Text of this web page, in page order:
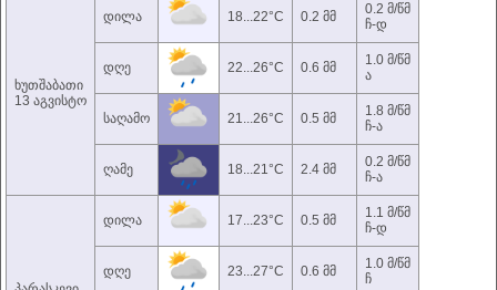
ხუთშაბათი
13 აგვისტო
დილა 18...22°C 0.2 მმ
0.2 მ/წმ
ჩ-დ
დღე 22...26°C 0.6 მმ
1.0 მ/წმ
ა
საღამო 21...26°C 0.5 მმ
1.8 მ/წმ
ჩ-ა
ღამე 18...21°C 2.4 მმ
0.2 მ/წმ
ჩ-ა
დილა 17...23°C 0.5 მმ
1.1 მ/წმ
ჩ-დ
დღე 23...27°C 0.6 მმ
1.0 მ/წმ
ჩ